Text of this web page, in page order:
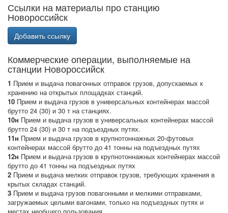
Ссылки на материалы про станцию
Новороссийск
Добавить ссылку
Коммерческие операции, выполняемые на
станции Новороссийск
1 Прием и выдача повагонных отправок грузов, допускаемых к
хранению на открытых площадках станций.
10 Прием и выдача грузов в универсальных контейнерах массой
брутто 24 (30) и 30 т на станциях.
10н Прием и выдача грузов в универсальных контейнерах массой
брутто 24 (30) и 30 т на подъездных путях.
11н Прием и выдача грузов в крупнотоннажных 20-футовых
контейнерах массой брутто до 41 тонны на подъездных путях
12н Прием и выдача грузов в крупнотоннажных контейнерах массой
брутто до 41 тонны на подъездных путях
2 Прием и выдача мелких отправок грузов, требующих хранения в
крытых складах станций.
3 Прием и выдача грузов повагонными и мелкими отправками,
загружаемых целыми вагонами, только на подъездных путях и